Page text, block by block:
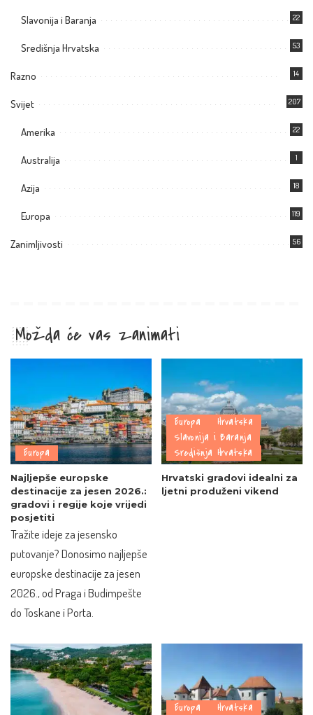
Slavonija i Baranja 22
Središnja Hrvatska 53
Razno 14
Svijet 207
Amerika 22
Australija 1
Azija 18
Europa 119
Zanimljivosti 56
Možda će vas zanimati
Europa
Najljepše europske
destinacije za jesen 2026.:
gradovi i regije koje vrijedi
posjetiti
Tražite ideje za jesensko
putovanje? Donosimo najljepše
europske destinacije za jesen
2026., od Praga i Budimpešte
do Toskane i Porta.
Europa
Hrvatska
Slavonija i Baranja
Središnja Hrvatska
Hrvatski gradovi idealni za
ljetni produženi vikend
Europa Hrvatska